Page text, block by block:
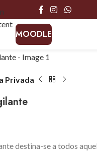
MOODLE
enlarge
Privada
destina-se a todos